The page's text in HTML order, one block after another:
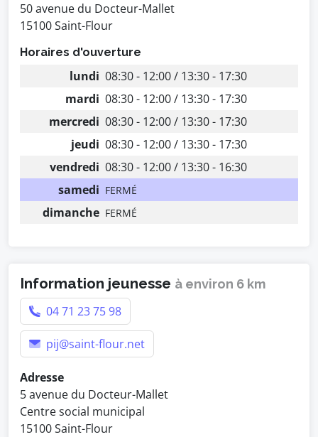
50 avenue du Docteur-Mallet
15100 Saint-Flour
Horaires d'ouverture
lundi 08:30 - 12:00 / 13:30 - 17:30
mardi 08:30 - 12:00 / 13:30 - 17:30
mercredi 08:30 - 12:00 / 13:30 - 17:30
jeudi 08:30 - 12:00 / 13:30 - 17:30
vendredi 08:30 - 12:00 / 13:30 - 16:30
samedi FERMÉ
dimanche FERMÉ
Information jeunesse à environ 6 km
04 71 23 75 98
pij@saint-flour.net
Adresse
5 avenue du Docteur-Mallet
Centre social municipal
15100 Saint-Flour